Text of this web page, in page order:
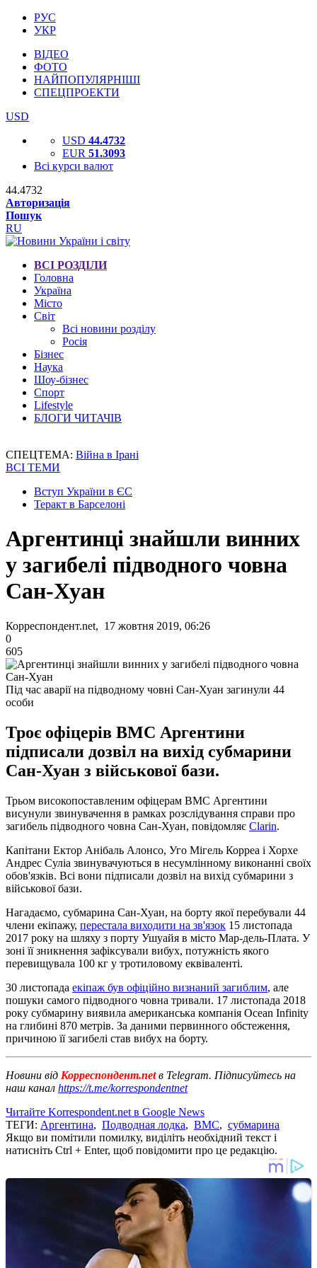
РУС
УКР
ВІДЕО
ФОТО
НАЙПОПУЛЯРНІШІ
СПЕЦПРОЕКТИ
USD
USD 44.4732
EUR 51.3093
Всі курси валют
44.4732
Авторизація
Пошук
RU
ВСІ РОЗДІЛИ
Головна
Україна
Місто
Світ
Всі новини розділу
Росія
Бізнес
Наука
Шоу-бізнес
Спорт
Lifestyle
БЛОГИ ЧИТАЧІВ
СПЕЦТЕМА: Війна в Ірані
ВСІ ТЕМИ
Вступ України в ЄС
Теракт в Барселоні
Аргентинці знайшли винних
у загибелі підводного човна
Сан-Хуан
Корреспондент.net, 17 жовтня 2019, 06:26
0
605
Під час аварії на підводному човні Сан-Хуан загинули 44
особи
Троє офіцерів ВМС Аргентини
підписали дозвіл на вихід субмарини
Сан-Хуан з військової бази.
Трьом високопоставленим офіцерам ВМС Аргентини
висунули звинувачення в рамках розслідування справи про
загибель підводного човна Сан-Хуан, повідомляє Clarin.
Капітани Ектор Анібаль Алонсо, Уго Мігель Корреа і Хорхе
Андрес Суліа звинувачуються в несумлінному виконанні своїх
обов'язків. Всі вони підписали дозвіл на вихід субмарини з
військової бази.
Нагадаємо, субмарина Сан-Хуан, на борту якої перебували 44
члени екіпажу, перестала виходити на зв'язок 15 листопада
2017 року на шляху з порту Ушуайя в місто Мар-дель-Плата. У
зоні її зникнення зафіксували вибух, потужність якого
перевищувала 100 кг у тротиловому еквіваленті.
30 листопада екіпаж був офіційно визнаний загиблим, але
пошуки самого підводного човна тривали. 17 листопада 2018
року субмарину виявила американська компанія Ocean Infinity
на глибині 870 метрів. За даними первинного обстеження,
причиною її загибелі став вибух на борту.
Новини від Корреспондент.netв Telegram. Підписуйтесь на
наш канал https://t.me/korrespondentnet
Читайте Korrespondent.net в Google News
ТЕГИ: Аргентина, Подводная лодка, ВМС, субмарина
Якщо ви помітили помилку, виділіть необхідний текст і
натисніть Ctrl + Enter, щоб повідомити про це редакцію.